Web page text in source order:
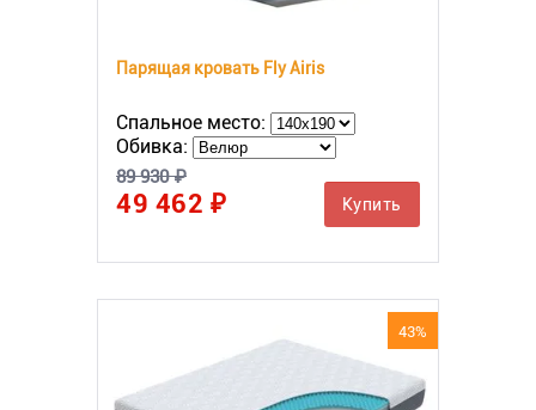
Парящая кровать Fly Airis
Спальное место:
Обивка:
89 930 ₽
49 462 ₽ Купить
43%